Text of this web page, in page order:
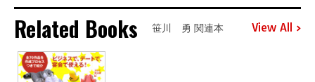
Related Books 笹川 勇 関連本 View All